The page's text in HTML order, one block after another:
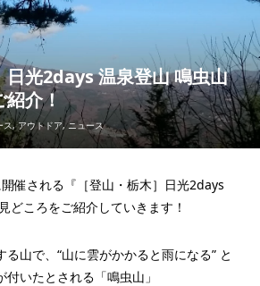
日光2days 温泉登山 鳴虫山
紹介！
ス,アウトドア,ニュース
催される『［登山・栃木］日光2days
どころをご紹介していきます！
山で、“山に雲がかかると雨になる” と
いたとされる「鳴虫山」